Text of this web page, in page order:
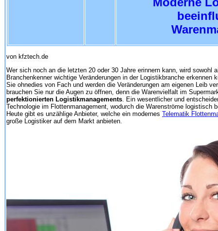
von kfztech.de
Wer sich noch an die letzten 20 oder 30 Jahre erinnern kann, wird sowohl
Branchenkenner wichtige Veränderungen in der Logistikbranche erkennen
Sie ohnedies von Fach und werden die Veränderungen am eigenen Leib
brauchen Sie nur die Augen zu öffnen, denn die Warenvielfalt im
perfektionierten Logistikmanagements. Ein wesentlicher und
Technologie im Flottenmanagement, wodurch die Warenströme logistisch
Heute gibt es unzählige Anbieter, welche ein modernes Telematik
große Logistiker auf dem Markt anbieten.